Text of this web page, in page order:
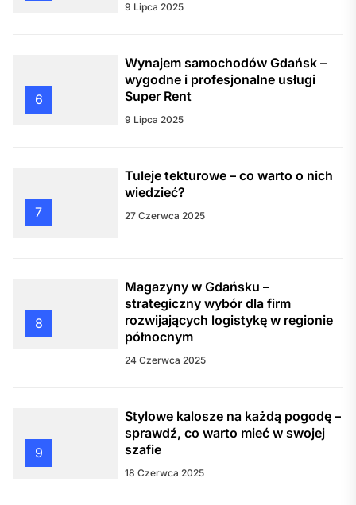
9 Lipca 2025
6
Wynajem samochodów Gdańsk –
wygodne i profesjonalne usługi
Super Rent
9 Lipca 2025
7
Tuleje tekturowe – co warto o nich
wiedzieć?
27 Czerwca 2025
8
Magazyny w Gdańsku –
strategiczny wybór dla firm
rozwijających logistykę w regionie
północnym
24 Czerwca 2025
9
Stylowe kalosze na każdą pogodę –
sprawdź, co warto mieć w swojej
szafie
18 Czerwca 2025